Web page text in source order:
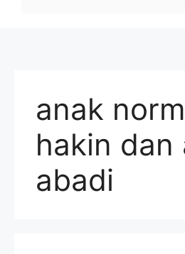
anak
hakin dan
abadi